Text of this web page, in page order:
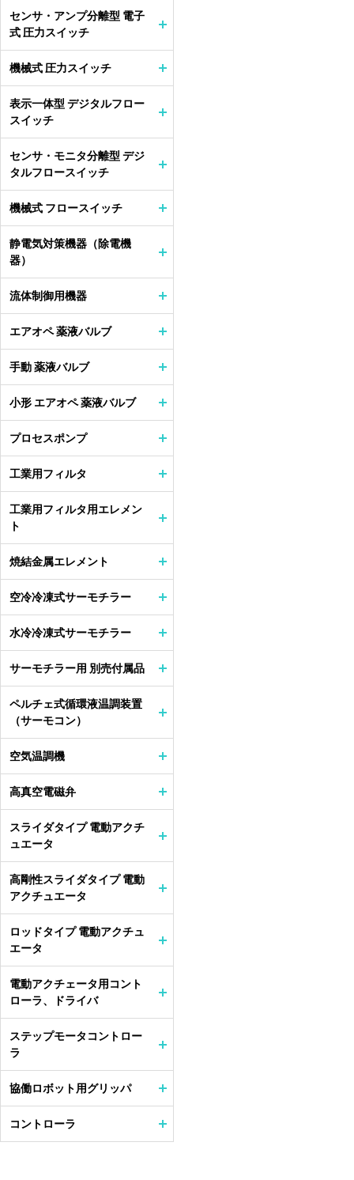
センサ・アンプ分離型 電子
式 圧力スイッチ
機械式 圧力スイッチ
表示一体型 デジタルフロー
スイッチ
センサ・モニタ分離型 デジ
タルフロースイッチ
機械式 フロースイッチ
静電気対策機器（除電機
器）
流体制御用機器
エアオペ 薬液バルブ
手動 薬液バルブ
小形 エアオペ 薬液バルブ
プロセスポンプ
工業用フィルタ
工業用フィルタ用エレメン
ト
焼結金属エレメント
空冷冷凍式サーモチラー
水冷冷凍式サーモチラー
サーモチラー用 別売付属品
ペルチェ式循環液温調装置
（サーモコン）
空気温調機
高真空電磁弁
スライダタイプ 電動アクチ
ュエータ
高剛性スライダタイプ 電動
アクチュエータ
ロッドタイプ 電動アクチュ
エータ
電動アクチェータ用コント
ローラ、ドライバ
ステップモータコントロー
ラ
協働ロボット用グリッパ
コントローラ